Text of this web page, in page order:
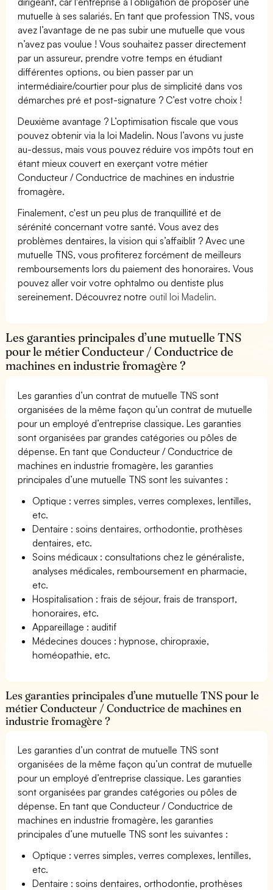
mutuelle à ses salariés. En tant que profession TNS, vous
avez l’avantage de ne pas subir une mutuelle que vous
n’avez pas voulue ! Vous souhaitez passer directement
par un assureur, prendre votre temps en étudiant
différentes options, ou bien passer par un
intermédiaire/courtier pour plus de simplicité dans vos
démarches pré et post-signature ? C’est votre choix !
Deuxième avantage ? L’optimisation fiscale que vous
pouvez obtenir via la loi Madelin. Nous l’avons vu juste
au-dessus, mais vous pouvez réduire vos impôts tout en
étant mieux couvert en exerçant votre métier
Conducteur / Conductrice de machines en industrie
fromagère.
Finalement, c'est un peu plus de tranquillité et de
sérénité concernant votre santé. Vous avez des
problèmes dentaires, la vision qui s’affaiblit ? Avec une
mutuelle TNS, vous profiterez forcément de meilleurs
remboursements lors du paiement des honoraires. Vous
pouvez aller voir votre ophtalmo ou dentiste plus
sereinement. Découvrez notre outil loi Madelin.
Les garanties principales d’une mutuelle TNS
pour le métier Conducteur / Conductrice de
machines en industrie fromagère ?
Les garanties d’un contrat de mutuelle TNS sont
organisées de la même façon qu’un contrat de mutuelle
pour un employé d’entreprise classique. Les garanties
sont organisées par grandes catégories ou pôles de
dépense. En tant que Conducteur / Conductrice de
machines en industrie fromagère, les garanties
principales d’une mutuelle TNS sont les suivantes :
Optique : verres simples, verres complexes, lentilles,
etc.
Dentaire : soins dentaires, orthodontie, prothèses
dentaires, etc.
Soins médicaux : consultations chez le généraliste,
analyses médicales, remboursement en pharmacie,
etc.
Hospitalisation : frais de séjour, frais de transport,
honoraires, etc.
Appareillage : auditif
Médecines douces : hypnose, chiropraxie,
homéopathie, etc.
Les garanties principales d’une mutuelle TNS pour le
métier Conducteur / Conductrice de machines en
industrie fromagère ?
Les garanties d’un contrat de mutuelle TNS sont
organisées de la même façon qu’un contrat de mutuelle
pour un employé d’entreprise classique. Les garanties
sont organisées par grandes catégories ou pôles de
dépense. En tant que Conducteur / Conductrice de
machines en industrie fromagère, les garanties
principales d’une mutuelle TNS sont les suivantes :
Optique : verres simples, verres complexes, lentilles,
etc.
Dentaire : soins dentaires, orthodontie, prothèses